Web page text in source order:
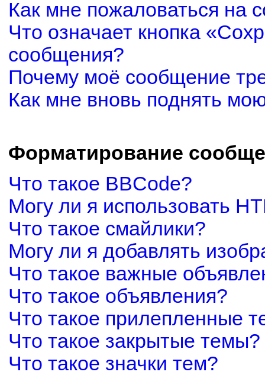
Как мне пожаловаться на
Что означает кнопка
сообщения?
Почему моё сообщение
Как мне вновь поднять
Форматирование
Что такое BBCode?
Могу ли я использовать
Что такое смайлики?
Могу ли я добавлять
Что такое важные
Что такое объявления?
Что такое прилепленные
Что такое закрытые темы?
Что такое значки тем?